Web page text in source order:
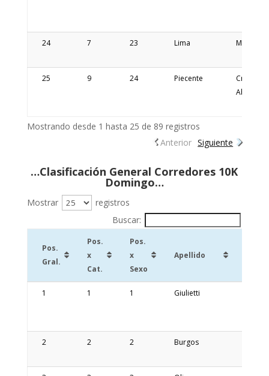
24 7 23 Lima Mauricio
25 9 24 Piecente
Cristian
Abel
Mostrando desde 1 hasta 25 de 89 registros
Anterior Siguiente
…Clasificación General Corredores 10K
Domingo…
Mostrar
registros
Buscar:
Pos.
Gral.
Pos.
x
Cat.
Pos.
x
Sexo
Apellido
Pos.
Pos.
Pos.
Apellido
1 1 1 Giulietti
2 2 2 Burgos